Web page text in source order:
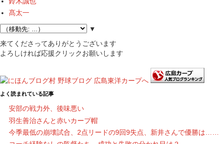
髙太一
▼
来てくださってありがとうございます
よろしければ応援クリックお願いします
よく読まれている記事
安部の戦力外、後味悪い
羽生善治さんと赤いカープ帽
今季最低の崩壊試合、2点リードの9回9失点、新井さんで優勝は……